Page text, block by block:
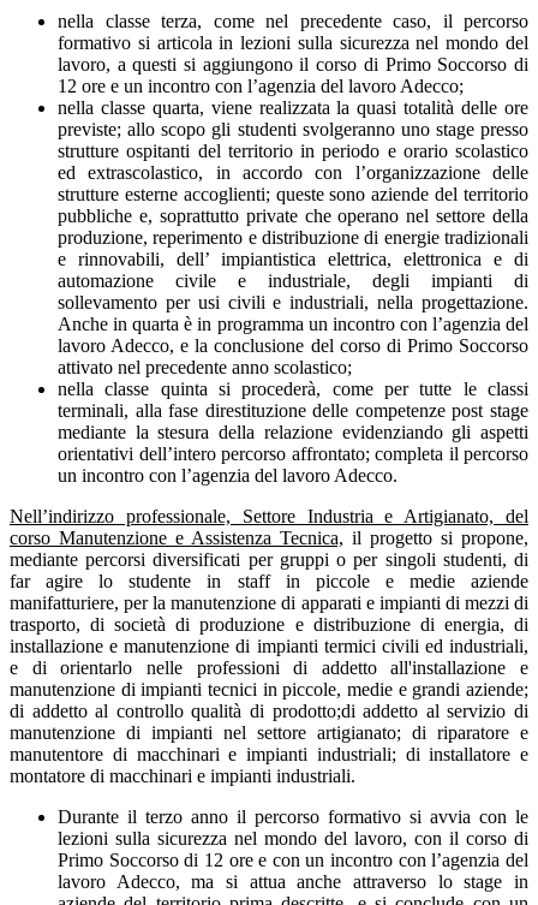
nella classe terza, come nel precedente caso, il percorso
formativo si articola in lezioni sulla sicurezza nel mondo del
lavoro, a questi si aggiungono il corso di Primo Soccorso di
12 ore e un incontro con l’agenzia del lavoro Adecco;
nella classe quarta, viene realizzata la quasi totalità delle ore
previste; allo scopo gli studenti svolgeranno uno stage presso
strutture ospitanti del territorio in periodo e orario scolastico
ed extrascolastico, in accordo con l’organizzazione delle
strutture esterne accoglienti; queste sono aziende del territorio
pubbliche e, soprattutto private che operano nel settore della
produzione, reperimento e distribuzione di energie tradizionali
e rinnovabili, dell’ impiantistica elettrica, elettronica e di
automazione civile e industriale, degli impianti di
sollevamento per usi civili e industriali, nella progettazione.
Anche in quarta è in programma un incontro con l’agenzia del
lavoro Adecco, e la conclusione del corso di Primo Soccorso
attivato nel precedente anno scolastico;
nella classe quinta si procederà, come per tutte le classi
terminali, alla fase direstituzione delle competenze post stage
mediante la stesura della relazione evidenziando gli aspetti
orientativi dell’intero percorso affrontato; completa il percorso
un incontro con l’agenzia del lavoro Adecco.
Nell’indirizzo professionale, Settore Industria e Artigianato, del
corso Manutenzione e Assistenza Tecnica, il progetto si propone,
mediante percorsi diversificati per gruppi o per singoli studenti, di
far agire lo studente in staff in piccole e medie aziende
manifatturiere, per la manutenzione di apparati e impianti di mezzi di
trasporto, di società di produzione e distribuzione di energia, di
installazione e manutenzione di impianti termici civili ed industriali,
e di orientarlo nelle professioni di addetto all'installazione e
manutenzione di impianti tecnici in piccole, medie e grandi aziende;
di addetto al controllo qualità di prodotto;di addetto al servizio di
manutenzione di impianti nel settore artigianato; di riparatore e
manutentore di macchinari e impianti industriali; di installatore e
montatore di macchinari e impianti industriali.
Durante il terzo anno il percorso formativo si avvia con le
lezioni sulla sicurezza nel mondo del lavoro, con il corso di
Primo Soccorso di 12 ore e con un incontro con l’agenzia del
lavoro Adecco, ma si attua anche attraverso lo stage in